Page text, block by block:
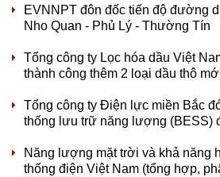
EVNNPT đôn đốc tiến độ đường
Nho Quan - Phủ Lý - Thường Tín
Tổng công ty Lọc hóa dầu Việt
thành công thêm 2 loại dầu thô
Tổng công ty Điện lực miền Bắc
thống lưu trữ năng lượng (BESS)
Năng lượng mặt trời và khả năng
thống điện Việt Nam (tổng hợp,